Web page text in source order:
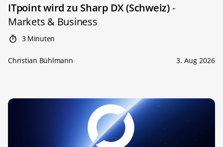
ITpoint wird zu Sharp DX (Schweiz)-
Markets & Business
3 Minuten
Christian Bühlmann 3. Aug 2026